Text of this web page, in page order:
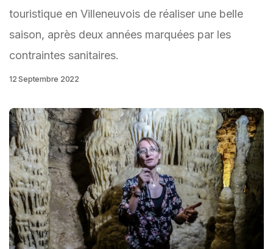
touristique en Villeneuvois de réaliser une belle
saison, après deux années marquées par les
contraintes sanitaires.
12 Septembre 2022